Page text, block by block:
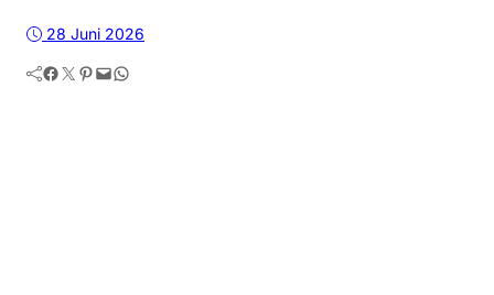
28 Juni 2026
Facebook Twitter Pinterest Mail WhatsApp